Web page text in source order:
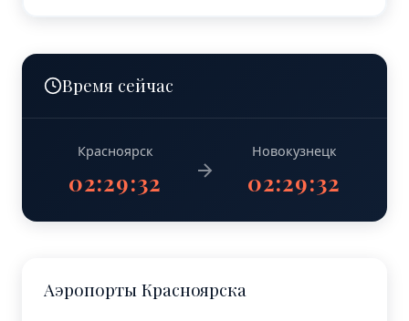
Время сейчас
Красноярск
02:29:33
Новокузнецк
02:29:33
Аэропорты Красноярска